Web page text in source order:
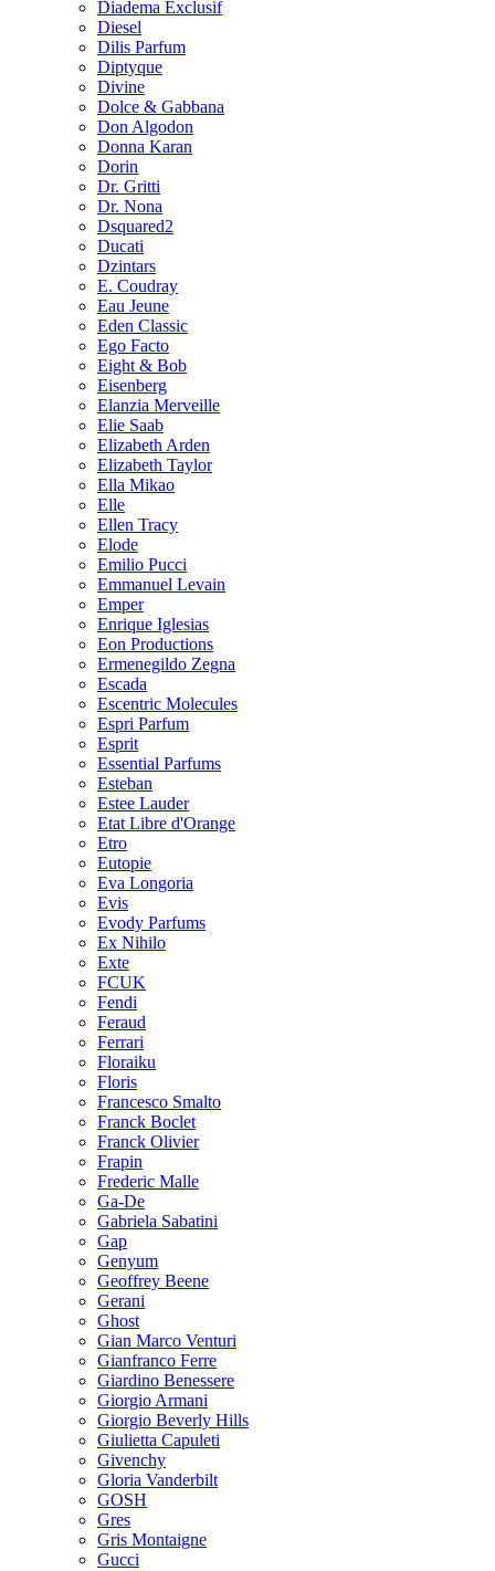
Diadema Exclusif
Diesel
Dilis Parfum
Diptyque
Divine
Dolce & Gabbana
Don Algodon
Donna Karan
Dorin
Dr. Gritti
Dr. Nona
Dsquared2
Ducati
Dzintars
E. Coudray
Eau Jeune
Eden Classic
Ego Facto
Eight & Bob
Eisenberg
Elanzia Merveille
Elie Saab
Elizabeth Arden
Elizabeth Taylor
Ella Mikao
Elle
Ellen Tracy
Elode
Emilio Pucci
Emmanuel Levain
Emper
Enrique Iglesias
Eon Productions
Ermenegildo Zegna
Escada
Escentric Molecules
Espri Parfum
Esprit
Essential Parfums
Esteban
Estee Lauder
Etat Libre d'Orange
Etro
Eutopie
Eva Longoria
Evis
Evody Parfums
Ex Nihilo
Exte
FCUK
Fendi
Feraud
Ferrari
Floraiku
Floris
Francesco Smalto
Franck Boclet
Franck Olivier
Frapin
Frederic Malle
Ga-De
Gabriela Sabatini
Gap
Genyum
Geoffrey Beene
Gerani
Ghost
Gian Marco Venturi
Gianfranco Ferre
Giardino Benessere
Giorgio Armani
Giorgio Beverly Hills
Giulietta Capuleti
Givenchy
Gloria Vanderbilt
GOSH
Gres
Gris Montaigne
Gucci